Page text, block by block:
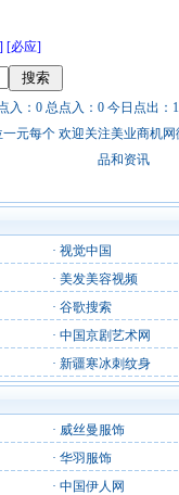
[必应]
入：0 总点入：0 今日点出：
元每个 欢迎关注美业商机
品和资讯
· 视觉中国
· 美发美容视频
· 谷歌搜索
· 中国京剧艺术网
· 新疆寒冰刺纹身
· 威丝曼服饰
· 华羽服饰
· 中国伊人网